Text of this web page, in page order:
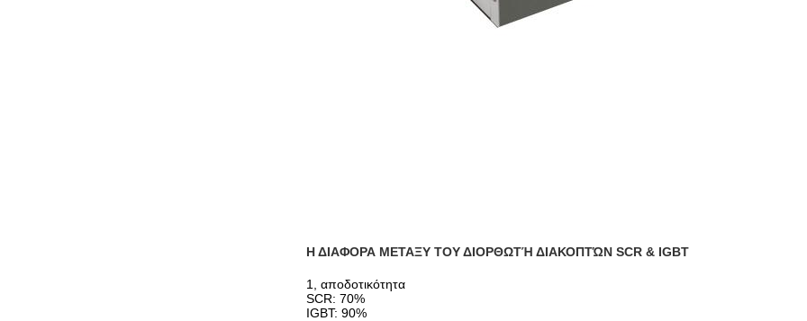
Η ΔΙΑΦΟΡΑ ΜΕΤΑΞΥ ΤΟΥ ΔΙΟΡΘΩΤΉ ΔΙΑΚΟΠΤΏΝ SCR & IGBT
1, αποδοτικότητα
SCR: 70%
IGBT: 90%